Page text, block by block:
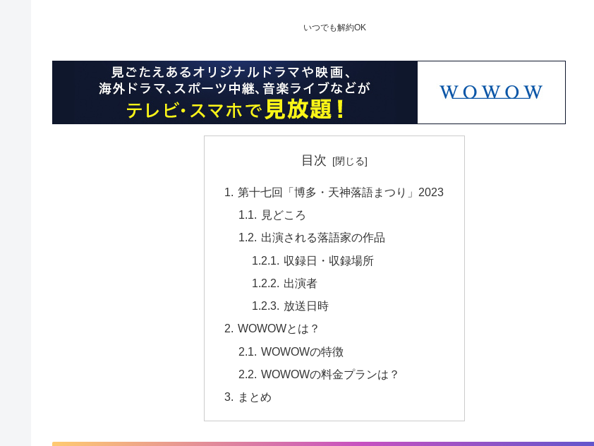
いつでも解約OK
目次
第十七回「博多・天神落語まつり」2023
見どころ
出演される落語家の作品
収録日・収録場所
出演者
放送日時
WOWOWとは？
WOWOWの特徴
WOWOWの料金プランは？
まとめ